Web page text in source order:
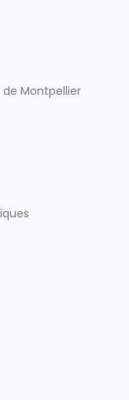
de Montpellier